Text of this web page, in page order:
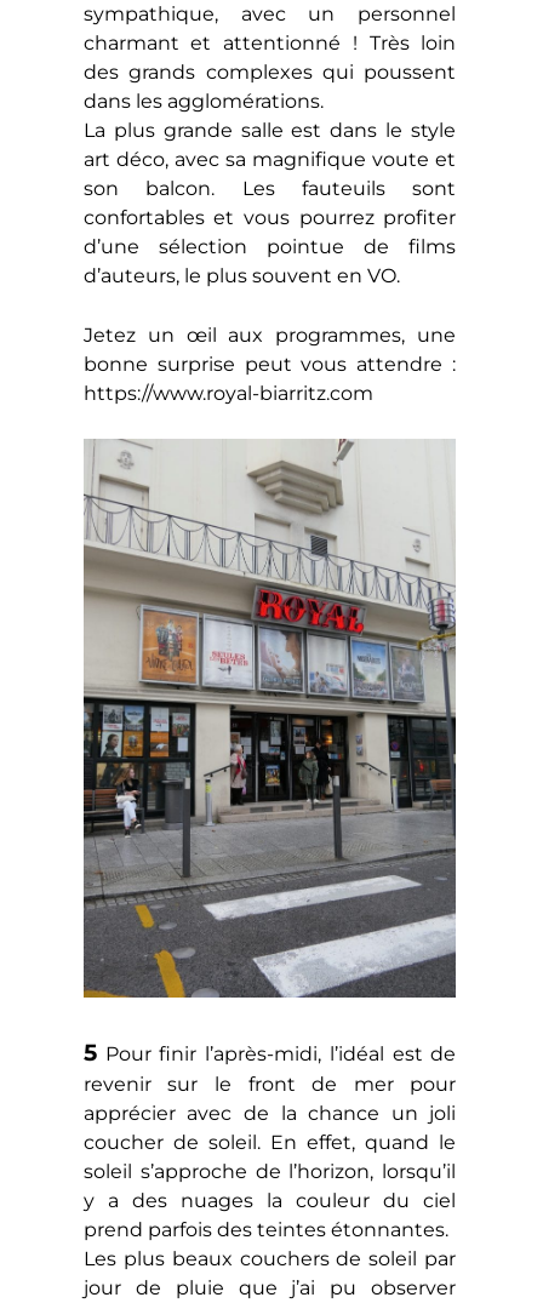
sympathique, avec un personnel
charmant et attentionné ! Très loin
des grands complexes qui poussent
dans les agglomérations.
La plus grande salle est dans le style
art déco, avec sa magnifique voute et
son balcon. Les fauteuils sont
confortables et vous pourrez profiter
d’une sélection pointue de films
d’auteurs, le plus souvent en VO.
Jetez un œil aux programmes, une
bonne surprise peut vous attendre :
https://www.royal-biarritz.com
5Pour finir l’après-midi, l’idéal est de
revenir sur le front de mer pour
apprécier avec de la chance un joli
coucher de soleil. En effet, quand le
soleil s’approche de l’horizon, lorsqu’il
y a des nuages la couleur du ciel
prend parfois des teintes étonnantes.
Les plus beaux couchers de soleil par
jour de pluie que j’ai pu observer